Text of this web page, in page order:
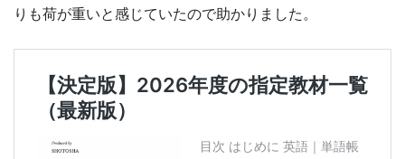
りも荷が重いと感じていたので助かりました。